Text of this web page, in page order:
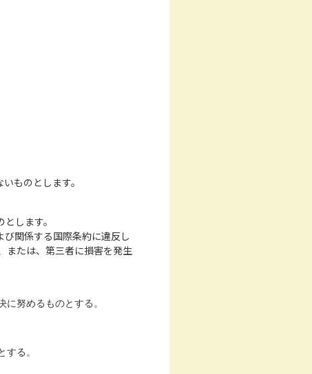
ものとします。
します。
関係する国際条約に違反し
または、第三者に損害を発生
に努めるものとする。
る。